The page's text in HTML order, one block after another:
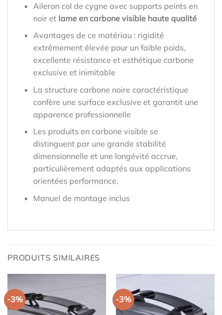
Aileron col de cygne avec supports peints en
noir et lame en carbone visible haute qualité
Avantages de ce matériau : rigidité
extrêmement élevée pour un faible poids,
excellente résistance et esthétique carbone
exclusive et inimitable
La structure carbone noire caractéristique
confère une surface exclusive et garantit une
apparence professionnelle
Les produits en carbone visible se
distinguent par une grande stabilité
dimensionnelle et une longévité accrue,
particulièrement adaptés aux applications
orientées performance.
Manuel de montage inclus
PRODUITS SIMILAIRES
-3% -3%